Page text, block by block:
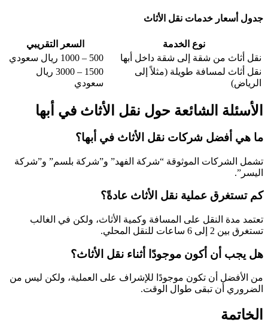
جدول أسعار خدمات نقل الأثاث
نوع الخدمة
السعر التقريبي
نقل أثاث من شقة إلى شقة داخل أبها
500 – 1000 ريال سعودي
نقل أثاث لمسافة طويلة (مثلاً إلى
الرياض)
1500 – 3000 ريال
سعودي
الأسئلة الشائعة حول نقل الأثاث في أبها
ما هي أفضل شركات نقل الأثاث في أبها؟
تشمل الشركات الموثوقة “شركة الفهد” و”شركة بلسم” و”شركة
اليسر”.
كم تستغرق عملية نقل الأثاث عادةً؟
تعتمد مدة النقل على المسافة وكمية الأثاث، ولكن في الغالب
تستغرق بين 2 إلى 6 ساعات للنقل المحلي.
هل يجب أن أكون موجودًا أثناء نقل الأثاث؟
من الأفضل أن تكون موجودًا للإشراف على العملية، ولكن ليس من
الضروري أن تبقى طوال الوقت.
الخاتمة